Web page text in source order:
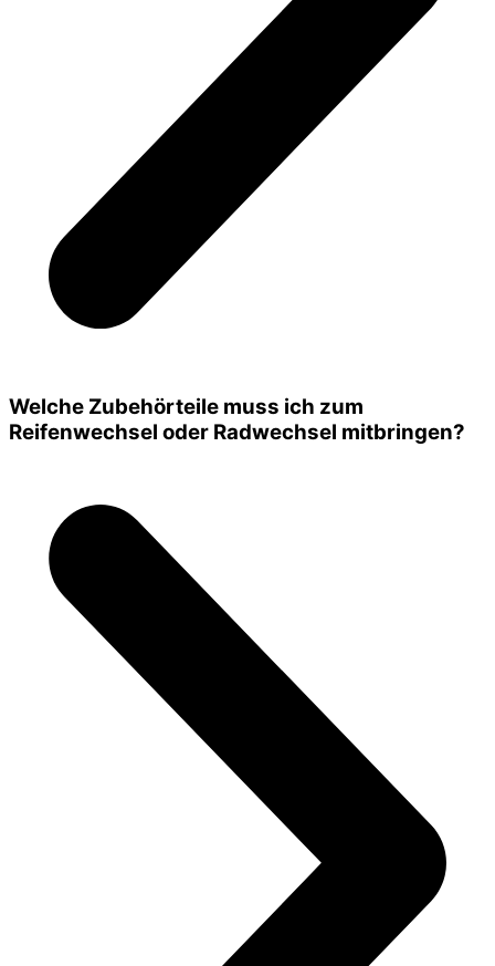
Welche Zubehörteile muss ich zum
Reifenwechsel oder Radwechsel mitbringen?